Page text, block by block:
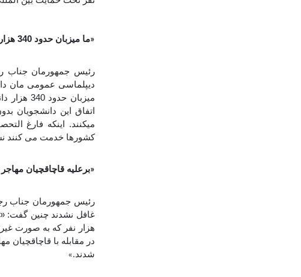
«ما میزبان حدود 340 هزار دانشجو از بیش از190 کشور جهان هستیم
رئیس جمهورمان جناب
دیپلماسی عمومی مان
اتفاق این دانشجویان
میکنند. اینکه فارغ
کشورها خدمت می کنند
«برعلیه قاچاقچیان مهاجر 14 هزار و 400 عملیات صورت
رئیس جمهورمان جناب
شدند.»